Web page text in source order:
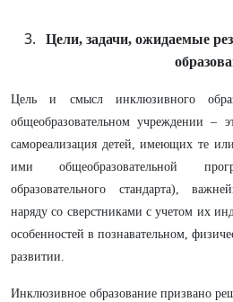
Цели, задачи, ожидаемые
Цель и смысл инклюзивного
общеобразовательном учреждении –
самореализация детей, имеющих те
ими общеобразовательной
образовательного стандарта),
наряду со сверстниками с учетом их
особенностей в познавательном,
развитии.
Инклюзивное образование призвано